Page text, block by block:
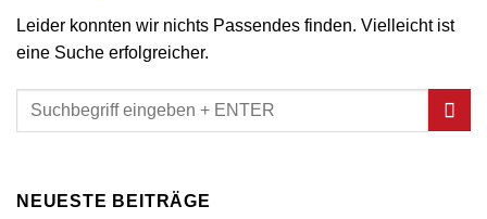
Leider konnten wir nichts Passendes finden. Vielleicht ist
eine Suche erfolgreicher.
NEUESTE BEITRÄGE